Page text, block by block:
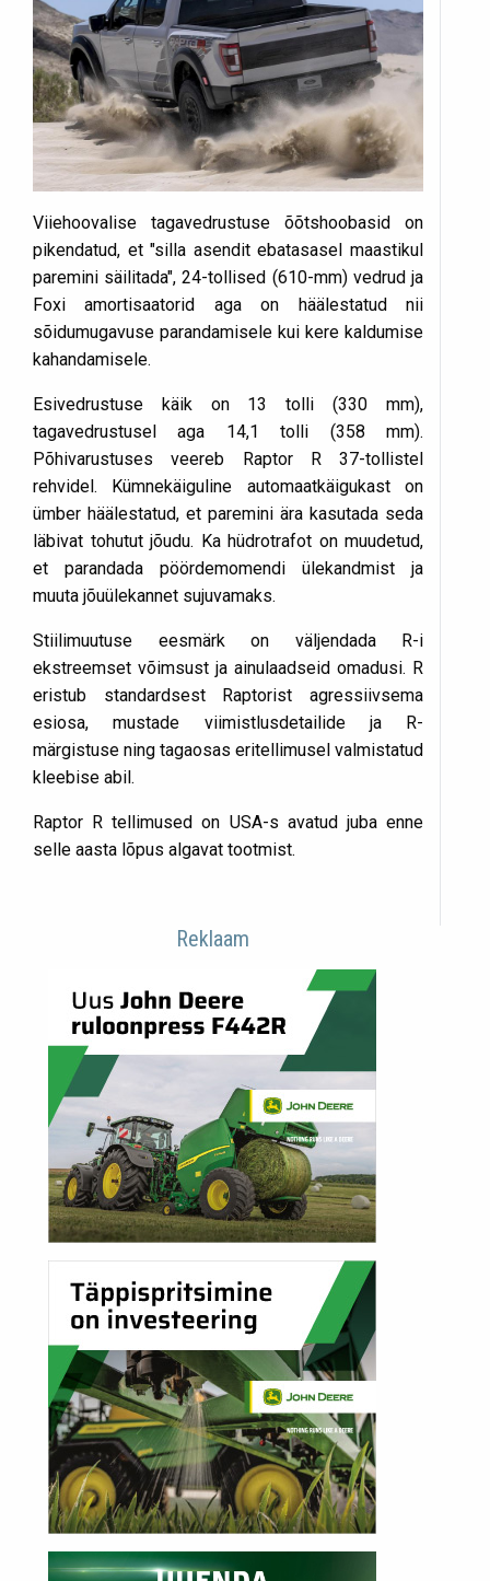
Viiehoovalise tagavedrustuse õõtshoobasid on
pikendatud, et "silla asendit ebatasasel maastikul
paremini säilitada", 24-tollised (610-mm) vedrud ja
Foxi amortisaatorid aga on häälestatud nii
sõidumugavuse parandamisele kui kere kaldumise
kahandamisele.
Esivedrustuse käik on 13 tolli (330 mm),
tagavedrustusel aga 14,1 tolli (358 mm).
Põhivarustuses veereb Raptor R 37-tollistel
rehvidel. Kümnekäiguline automaatkäigukast on
ümber häälestatud, et paremini ära kasutada seda
läbivat tohutut jõudu. Ka hüdrotrafot on muudetud,
et parandada pöördemomendi ülekandmist ja
muuta jõuülekannet sujuvamaks.
Stiilimuutuse eesmärk on väljendada R-i
ekstreemset võimsust ja ainulaadseid omadusi. R
eristub standardsest Raptorist agressiivsema
esiosa, mustade viimistlusdetailide ja R-
märgistuse ning tagaosas eritellimusel valmistatud
kleebise abil.
Raptor R tellimused on USA-s avatud juba enne
selle aasta lõpus algavat tootmist.
Reklaam